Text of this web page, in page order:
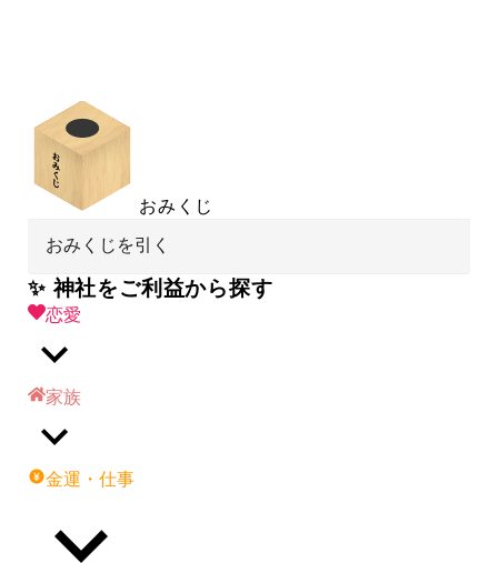
おみくじ
おみくじを引く
✨ 神社をご利益から探す
恋愛
家族
金運・仕事